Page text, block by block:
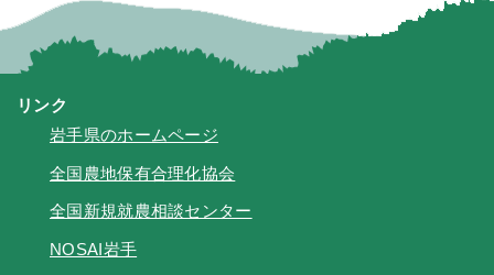
リンク
岩手県のホームページ
全国農地保有合理化協会
全国新規就農相談センター
NOSAI岩手